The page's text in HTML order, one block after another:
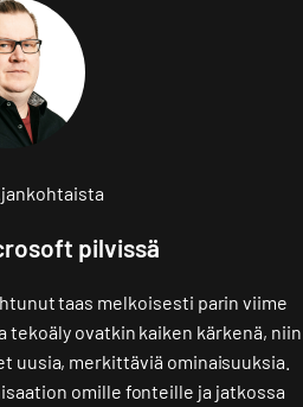
pilvissä
taas melkoisesti parin viime
tekoäly ovatkin kaiken kärkenä, niin
uusia, merkittäviä ominaisuuksia.
omille fonteille ja jatkossa